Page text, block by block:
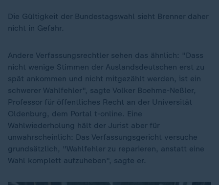
Die Gültigkeit der Bundestagswahl sieht Brenner daher
nicht in Gefahr.
Andere Verfassungsrechtler sehen das ähnlich: "Dass
nicht wenige Stimmen der Auslandsdeutschen erst zu
spät ankommen und nicht mitgezählt werden, ist ein
schwerer Wahlfehler", sagte Volker Boehme-Neßler,
Professor für öffentliches Recht an der Universität
Oldenburg, dem Portal t-online. Eine
Wahlwiederholung hält der Jurist aber für
unwahrscheinlich: Das Verfassungsgericht versuche
grundsätzlich, "Wahlfehler zu reparieren, anstatt eine
Wahl komplett aufzuheben", sagte er.